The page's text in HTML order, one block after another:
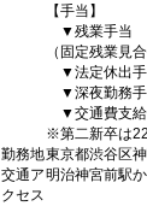
【手当】
▼残業手当
（固定残業見
▼法定休出手
▼深夜勤務手
▼交通費支給
※第二新卒は
勤務地東京都渋谷区
交通ア
クセス
明治神宮前駅